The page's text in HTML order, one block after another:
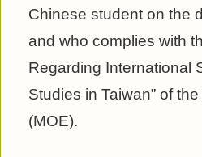
Chinese student on the
and who complies with
Regarding International
Studies in Taiwan” of
(MOE).